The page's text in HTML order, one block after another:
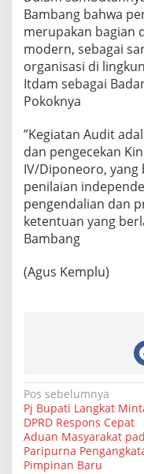
Bambang bahwa
merupakan bagian
modern, sebagai
organisasi di
Itdam sebagai
Pokoknya
”Kegiatan Audit
dan pengecekan
IV/Diponeoro,
penilaian
pengendalian dan
ketentuan yang
Bambang
(Agus Kemplu)
N
a
v
i
Pos sebelumnya
Pj Bupati Langkat
DPRD Respons Cepat
Aduan Masyarakat
Paripurna
Pimpinan Baru